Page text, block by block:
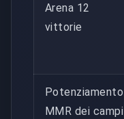
Arena 12
vittorie
Potenziamento
MMR dei campi